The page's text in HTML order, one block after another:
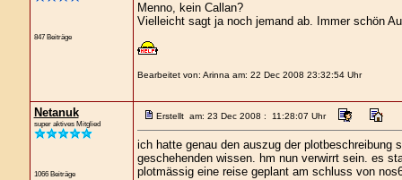
847 Beiträge
Menno, kein Callan?
Vielleicht sagt ja noch jemand ab. Immer schön
Bearbeitet von: Arinna am: 22 Dec 2008 23:32:54 Uhr
Netanuk
super aktives Mitglied
1066 Beiträge
Erstellt am: 23 Dec 2008 : 11:28:07 Uhr
ich hatte genau den auszug der plotbeschreibung
geschehenden wissen. hm nun verwirrt sein. es
plotmässig eine reise geplant am schluss von